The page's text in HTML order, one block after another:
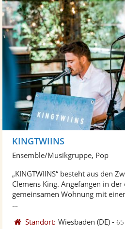
KINGTWIINS
Ensemble/Musikgruppe, Pop
„KINGTWIINS“ besteht aus den
Clemens King. Angefangen in der
gemeinsamen Wohnung mit
...
Standort: Wiesbaden (DE) -